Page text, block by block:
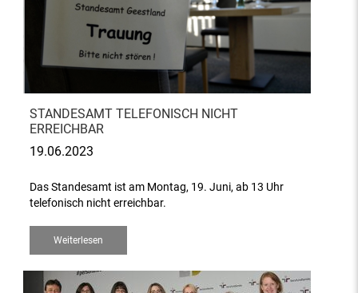
STANDESAMT TELEFONISCH NICHT
ERREICHBAR
19.06.2023
Das Standesamt ist am Montag, 19. Juni, ab 13 Uhr
telefonisch nicht erreichbar.
Weiterlesen